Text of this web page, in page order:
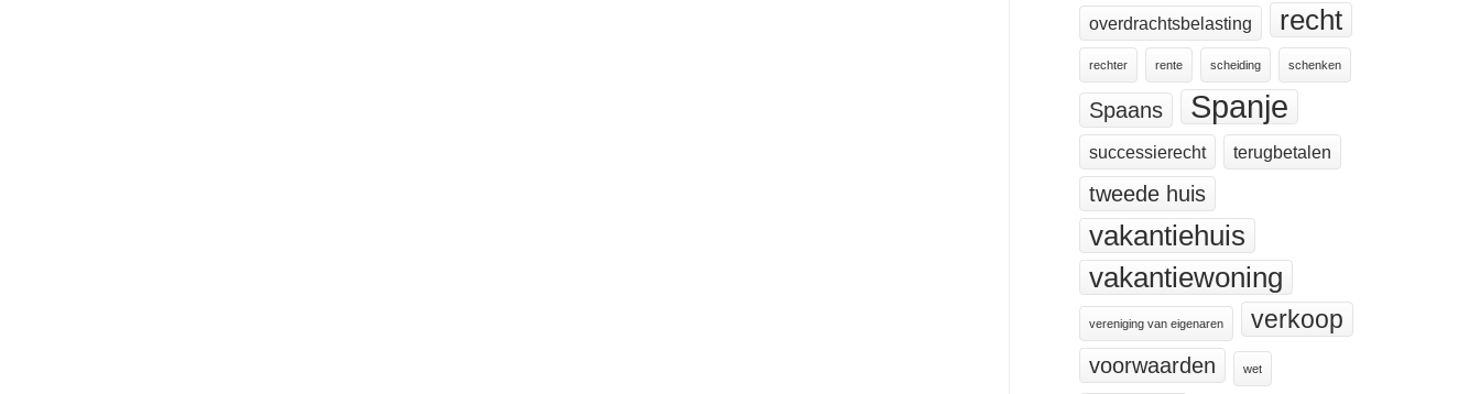
overdrachtsbelasting recht
rechter rente scheiding schenken
Spaans Spanje
successierecht terugbetalen
tweede huis
vakantiehuis
vakantiewoning
vereniging van eigenaren verkoop
voorwaarden wet